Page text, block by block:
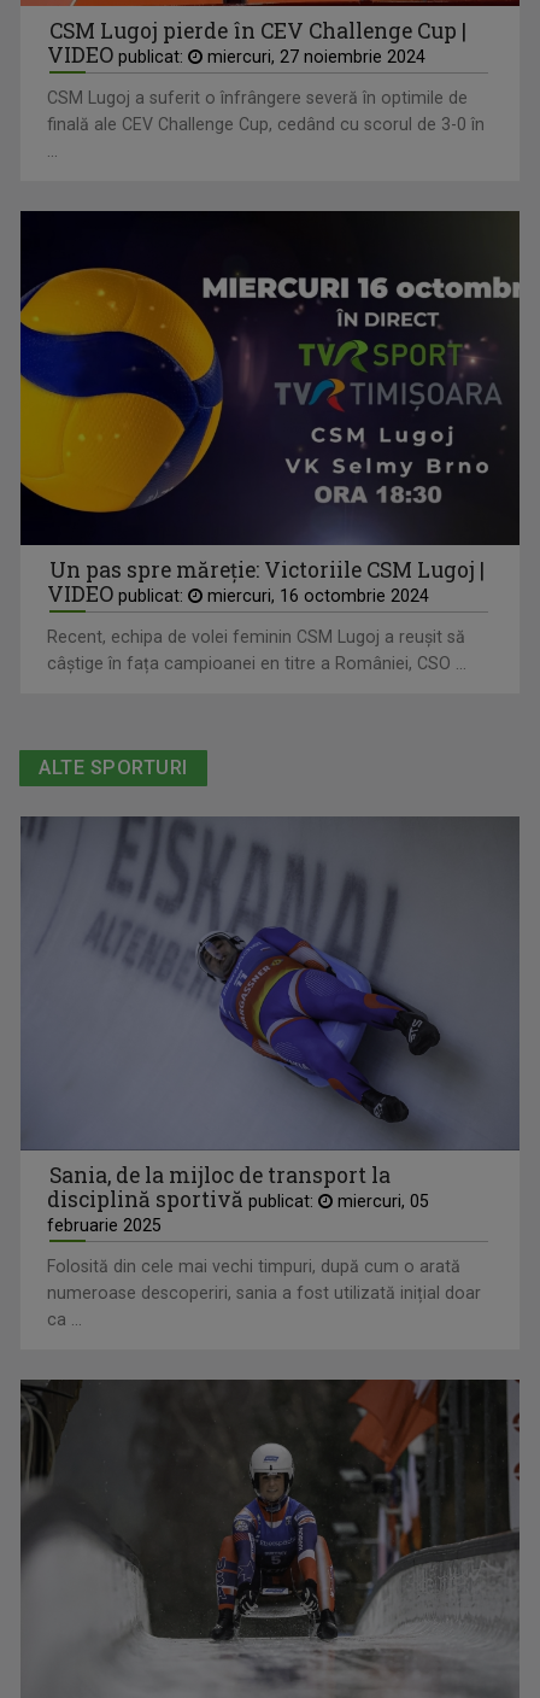
CSM Lugoj pierde în CEV Challenge Cup |
VIDEO publicat: miercuri, 27 noiembrie 2024
CSM Lugoj a suferit o înfrângere severă în optimile de
finală ale CEV Challenge Cup, cedând cu scorul de 3-0 în
Un pas spre măreție: Victoriile CSM Lugoj |
VIDEO publicat: miercuri, 16 octombrie 2024
Recent, echipa de volei feminin CSM Lugoj a reușit să
câștige în fața campioanei en titre a României, CSO ...
ALTE SPORTURI
Sania, de la mijloc de transport la
disciplină sportivă publicat:
miercuri, 05
februarie 2025
Folosită din cele mai vechi timpuri, după cum o arată
numeroase descoperiri, sania a fost utilizată inițial doar
ca ...